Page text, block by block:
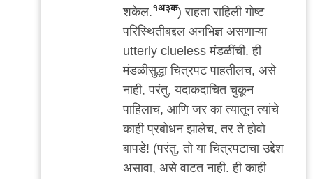
शकेल.१अ३क) राहता राहिली गोष्ट
परिस्थितीबद्दल अनभिज्ञ असणाऱ्या
utterly clueless मंडळींची. ही
मंडळीसुद्धा चित्रपट पाहतीलच, असे
नाही, परंतु, यदाकदाचित चुकून
पाहिलाच, आणि जर का त्यातून त्यांचे
काही प्रबोधन झालेच, तर ते होवो
बापडे! (परंतु, तो या चित्रपटाचा उद्देश
असावा, असे वाटत नाही. ही काही